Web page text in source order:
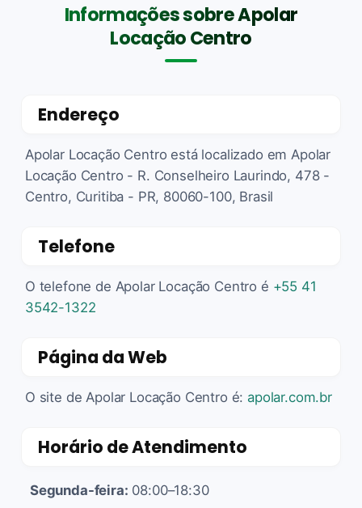
Informações sobre Apolar
Locação Centro
Endereço
Apolar Locação Centro está localizado em Apolar
Locação Centro - R. Conselheiro Laurindo, 478 -
Centro, Curitiba - PR, 80060-100, Brasil
Telefone
O telefone de Apolar Locação Centro é +55 41
3542-1322
Página da Web
O site de Apolar Locação Centro é:apolar.com.br
Horário de Atendimento
Segunda-feira: 08:00–18:30